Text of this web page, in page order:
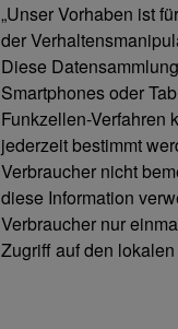
„Unser Vorhaben ist
der
Diese
Smartphones oder
Funkzellen-Verfahren
jederzeit bestimmt
Verbraucher nicht
diese Information
Verbraucher nur
Zugriff auf den